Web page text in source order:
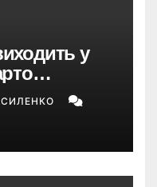
у